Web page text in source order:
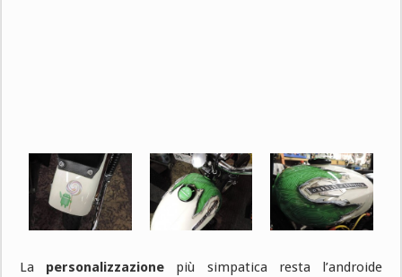
La personalizzazione più simpatica resta l’androide